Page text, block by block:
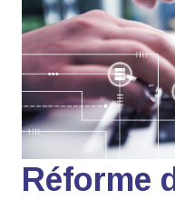
Réforme